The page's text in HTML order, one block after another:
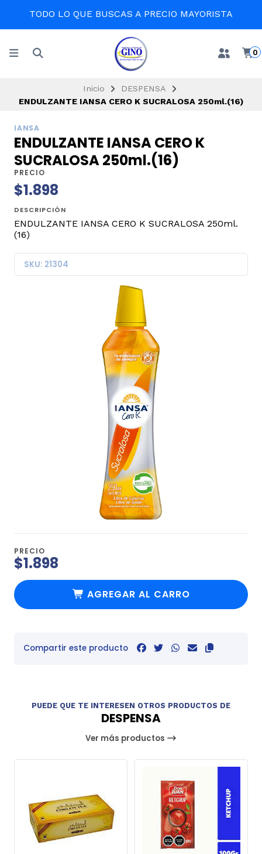
TODO LO QUE BUSCAS A PRECIO MAYORISTA
0
Inicio
DESPENSA
ENDULZANTE IANSA CERO K SUCRALOSA 250ml.(16)
IANSA
ENDULZANTE IANSA CERO K
SUCRALOSA 250ml.(16)
PRECIO
$1.898
DESCRIPCIÓN
ENDULZANTE IANSA CERO K SUCRALOSA 250ml.
(16)
SKU: 21304
PRECIO
$1.898
AGREGAR AL CARRO
Compartir este producto
PUEDE QUE TE INTERESEN OTROS PRODUCTOS DE
DESPENSA
Ver más productos